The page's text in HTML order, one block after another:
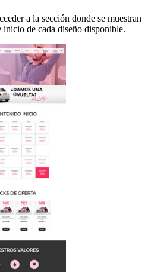
a la sección donde se muestran
inicio de cada diseño disponible.